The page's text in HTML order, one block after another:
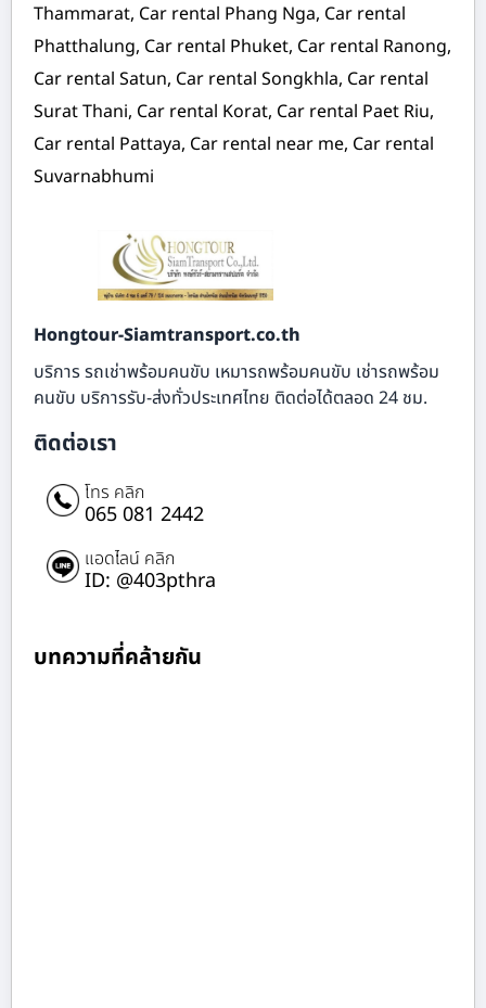
Thammarat, Car rental Phang Nga, Car rental
Phatthalung, Car rental Phuket, Car rental Ranong,
Car rental Satun, Car rental Songkhla, Car rental
Surat Thani, Car rental Korat, Car rental Paet Riu,
Car rental Pattaya, Car rental near me, Car rental
Suvarnabhumi
Hongtour-Siamtransport.co.th
บริการ รถเช่าพร้อมคนขับ เหมารถพร้อมคนขับ เช่ารถพร้อม
คนขับ บริการรับ-ส่งทั่วประเทศไทย ติดต่อได้ตลอด 24 ชม.
ติดต่อเรา
โทร คลิก
065 081 2442
แอดไลน์ คลิก
ID: @403pthra
บทความที่คล้ายกัน